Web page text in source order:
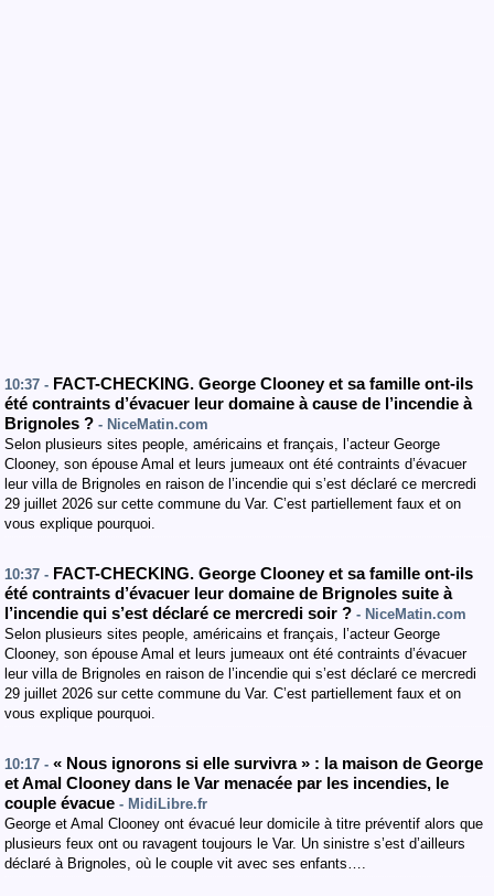
10:37 - FACT-CHECKING. George Clooney et sa famille ont-ils
été contraints d’évacuer leur domaine à cause de l’incendie à
Brignoles ? - NiceMatin.com
Selon plusieurs sites people, américains et français, l’acteur George
Clooney, son épouse Amal et leurs jumeaux ont été contraints d’évacuer
leur villa de Brignoles en raison de l’incendie qui s’est déclaré ce mercredi
29 juillet 2026 sur cette commune du Var. C’est partiellement faux et on
vous explique pourquoi.
10:37 - FACT-CHECKING. George Clooney et sa famille ont-ils
été contraints d’évacuer leur domaine de Brignoles suite à
l’incendie qui s’est déclaré ce mercredi soir ? - NiceMatin.com
Selon plusieurs sites people, américains et français, l’acteur George
Clooney, son épouse Amal et leurs jumeaux ont été contraints d’évacuer
leur villa de Brignoles en raison de l’incendie qui s’est déclaré ce mercredi
29 juillet 2026 sur cette commune du Var. C’est partiellement faux et on
vous explique pourquoi.
10:17 - « Nous ignorons si elle survivra » : la maison de George
et Amal Clooney dans le Var menacée par les incendies, le
couple évacue - MidiLibre.fr
George et Amal Clooney ont évacué leur domicile à titre préventif alors que
plusieurs feux ont ou ravagent toujours le Var. Un sinistre s’est d’ailleurs
déclaré à Brignoles, où le couple vit avec ses enfants….